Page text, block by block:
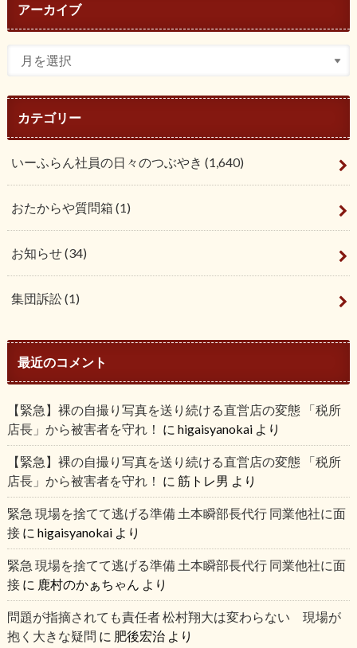
アーカイブ
カテゴリー
いーふらん社員の日々のつぶやき (1,640)
おたからや質問箱 (1)
お知らせ(34)
集団訴訟(1)
最近のコメント
【緊急】裸の自撮り写真を送り続ける直営店の変態 「税所
店長」から被害者を守れ！ に higaisyanokaiより
【緊急】裸の自撮り写真を送り続ける直営店の変態 「税所
店長」から被害者を守れ！ に 筋トレ男 より
緊急 現場を捨てて逃げる準備 土本瞬部長代行 同業他社に面
接に higaisyanokaiより
緊急 現場を捨てて逃げる準備 土本瞬部長代行 同業他社に面
接に 鹿村のかぁちゃん より
問題が指摘されても責任者 松村翔大は変わらない 現場が
抱く大きな疑問 に 肥後宏治より